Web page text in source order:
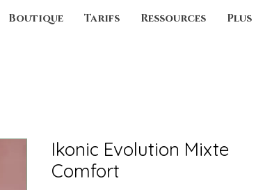
Boutique Tarifs Ressources Plus
Ikonic Evolution Mixte
Comfort